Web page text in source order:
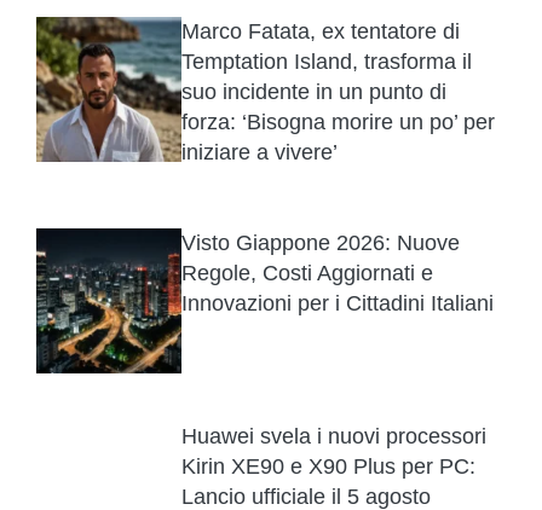
Marco Fatata, ex tentatore di
Temptation Island, trasforma il
suo incidente in un punto di
forza: ‘Bisogna morire un po’ per
iniziare a vivere’
Visto Giappone 2026: Nuove
Regole, Costi Aggiornati e
Innovazioni per i Cittadini Italiani
Huawei svela i nuovi processori
Kirin XE90 e X90 Plus per PC:
Lancio ufficiale il 5 agosto